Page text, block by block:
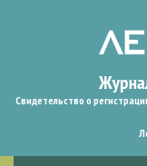
Свидетельство о